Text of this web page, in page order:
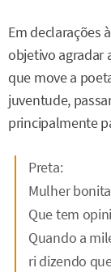
Em declarações
objetivo agradar
que move a
juventude,
principalmente
Preta:
Mulher
Que tem
Quando a
ri dizendo que